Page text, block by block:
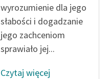
wyrozumienie dla jego
słabości i dogadzanie
jego zachceniom
sprawiało jej...
Czytaj więcej